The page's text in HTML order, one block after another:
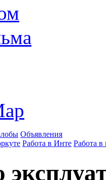
Объявления
Работа в Инте Работа в